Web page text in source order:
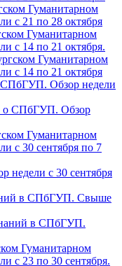
Гуманитарном
с 21 по 28 октября
Гуманитарном
с 14 по 21 октября
о СПбГУП. Обзор
с 30 сентября
в СПбГУП.